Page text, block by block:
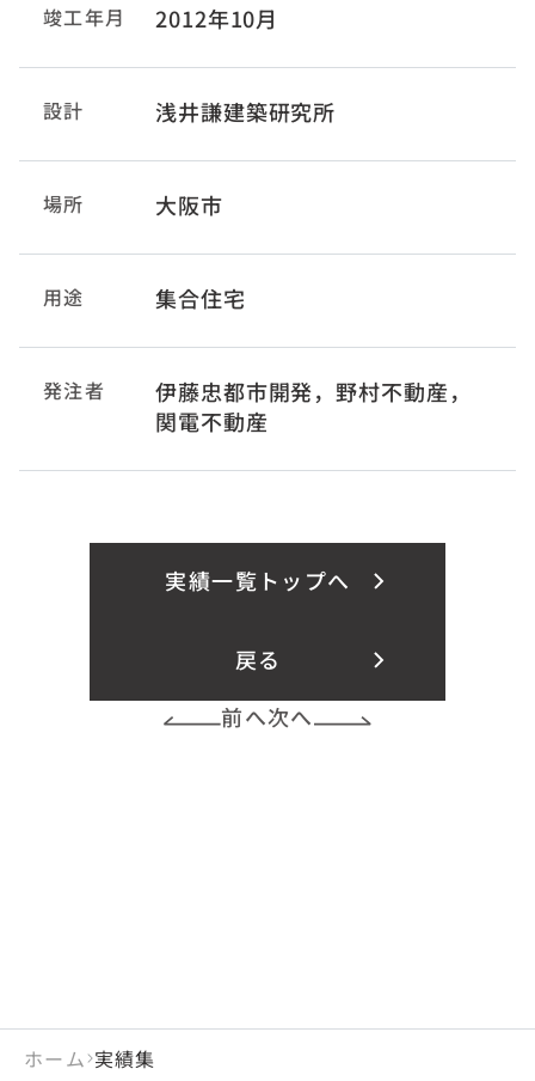
竣工年月 2012年10月
設計 浅井謙建築研究所
場所 大阪市
用途 集合住宅
発注者
伊藤忠都市開発，野村不動産，
関電不動産
実績一覧トップへ
戻る
前へ次へ
ホーム 実績集